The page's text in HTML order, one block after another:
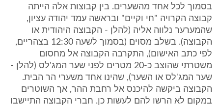
בסמוך לכל אחד מהשערים. בין קבוצות אלה הייתה
קבוצה הקרויה "חי וקיים" ובראשה עמד יהודה עציון,
שהמערער נלווה אליה (להלן - הקבוצה היהודית או
הקבוצה). בשלב מסוים (בסמוך לשעה 12:30 בצהריים,
לפי כתב האישום), התקרבה הקבוצה אל מחסום
משטרתי שהוצב כ-20 מטרים לפני שער המג'לס (להלן -
שער המג'לס או השער), שהינו אחד משערי הר הבית.
הקבוצה ביקשה להיכנס אל רחבת ההר, אך השוטרים
במקום לא הרשו להם לעשות כן. חברי הקבוצה התיישבו